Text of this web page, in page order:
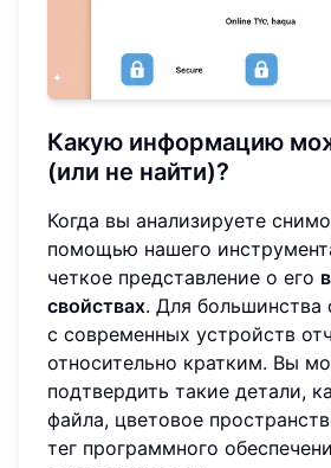
Какую информацию
(или не найти)?
Когда вы анализируете
помощью нашего
четкое представление о его
свойствах. Для большинства
с современных устройств
относительно кратким. Вы
подтвердить такие детали,
файла, цветовое
тег программного